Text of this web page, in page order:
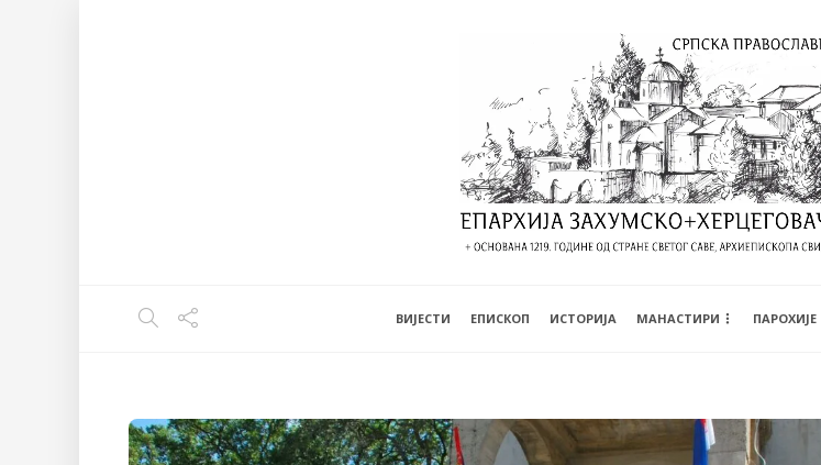
ВИЈЕСТИ EПИСКОП ИСТОРИЈА МАНАСТИРИ ПАРОХИЈЕ